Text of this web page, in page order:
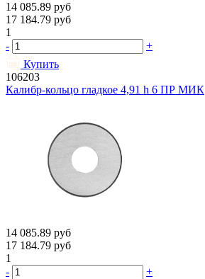
14 085.89 руб
17 184.79 руб
1
-
+
Купить
106203
Калибр-кольцо гладкое 4,91 h 6 ПР МИК
14 085.89 руб
17 184.79 руб
1
-
+